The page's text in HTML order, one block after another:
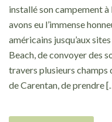
installé son campement
avons eu l’immense
américains jusqu’aux
Beach, de convoyer des
travers plusieurs champs
de Carentan, de prendre